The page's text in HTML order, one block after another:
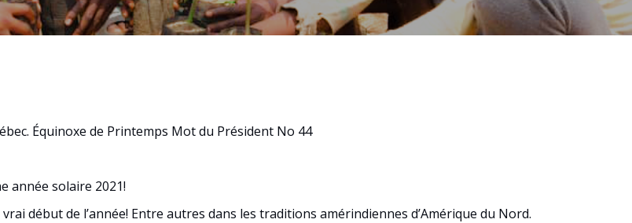
Équinoxe de Printemps Mot du Président No 44
année solaire 2021!
début de l’année! Entre autres dans les traditions amérindiennes d’Amérique du Nord.